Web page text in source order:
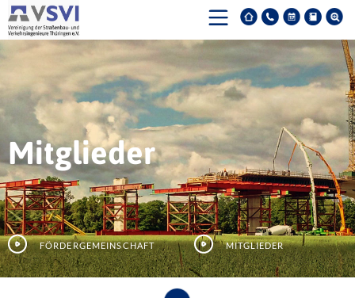
Mitglieder
Fördergemeinschaft Mitglieder